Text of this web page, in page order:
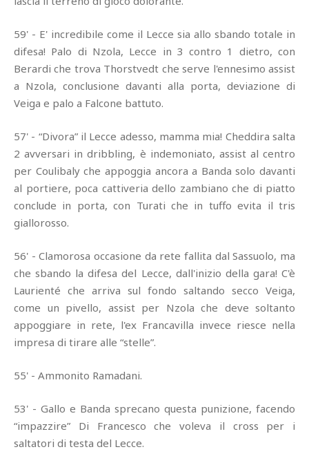
59' - E' incredibile come il Lecce sia allo sbando totale in
difesa! Palo di Nzola, Lecce in 3 contro 1 dietro, con
Berardi che trova Thorstvedt che serve l'ennesimo assist
a Nzola, conclusione davanti alla porta, deviazione di
Veiga e palo a Falcone battuto.
57' - “Divora” il Lecce adesso, mamma mia! Cheddira salta
2 avversari in dribbling, è indemoniato, assist al centro
per Coulibaly che appoggia ancora a Banda solo davanti
al portiere, poca cattiveria dello zambiano che di piatto
conclude in porta, con Turati che in tuffo evita il tris
giallorosso.
56' - Clamorosa occasione da rete fallita dal Sassuolo, ma
che sbando la difesa del Lecce, dall'inizio della gara! C'è
Laurienté che arriva sul fondo saltando secco Veiga,
come un pivello, assist per Nzola che deve soltanto
appoggiare in rete, l'ex Francavilla invece riesce nella
impresa di tirare alle “stelle”.
55' - Ammonito Ramadani.
53' - Gallo e Banda sprecano questa punizione, facendo
“impazzire” Di Francesco che voleva il cross per i
saltatori di testa del Lecce.